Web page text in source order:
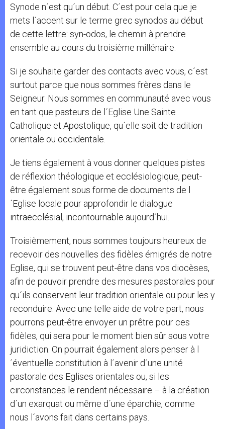
Synode n´est qu´un début. C´est pour cela que je
mets l´accent sur le terme grec synodos au début
de cette lettre: syn-odos, le chemin à prendre
ensemble au cours du troisième millénaire.
Si je souhaite garder des contacts avec vous, c´est
surtout parce que nous sommes frères dans le
Seigneur. Nous sommes en communauté avec vous
en tant que pasteurs de l´Eglise Une Sainte
Catholique et Apostolique, qu´elle soit de tradition
orientale ou occidentale.
Je tiens également à vous donner quelques pistes
de réflexion théologique et ecclésiologique, peut-
être également sous forme de documents de l
´Eglise locale pour approfondir le dialogue
intraecclésial, incontournable aujourd´hui.
Troisièmement, nous sommes toujours heureux de
recevoir des nouvelles des fidèles émigrés de notre
Eglise, qui se trouvent peut-être dans vos diocèses,
afin de pouvoir prendre des mesures pastorales pour
qu´ils conservent leur tradition orientale ou pour les y
reconduire. Avec une telle aide de votre part, nous
pourrons peut-être envoyer un prêtre pour ces
fidèles, qui sera pour le moment bien sûr sous votre
juridiction. On pourrait également alors penser à l
´éventuelle constitution à l´avenir d´une unité
pastorale des Eglises orientales ou, si les
circonstances le rendent nécessaire – à la création
d´un exarquat ou même d´une éparchie, comme
nous l´avons fait dans certains pays.